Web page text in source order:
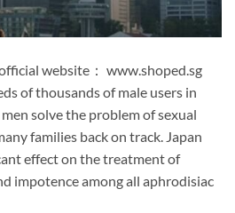
website： www.shoped.sg
of thousands of male users in
solve the problem of sexual
families back on track. Japan
effect on the treatment of
impotence among all aphrodisiac